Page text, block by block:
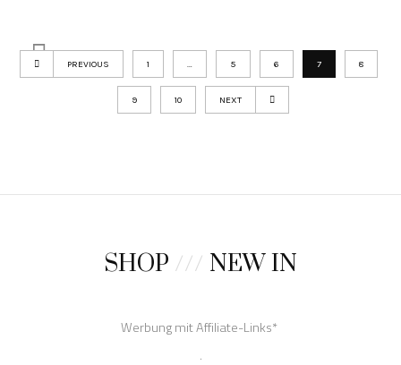
PREVIOUS 1 … 5 6 7 8
9 10 NEXT
SHOP /// NEW IN